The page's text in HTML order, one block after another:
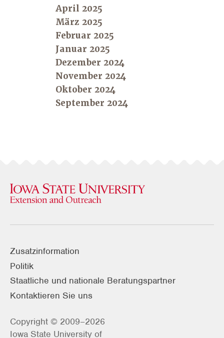
April 2025
März 2025
Februar 2025
Januar 2025
Dezember 2024
November 2024
Oktober 2024
September 2024
Zusatzinformation
Politik
Staatliche und nationale Beratungspartner
Kontaktieren Sie uns
Copyright © 2009–2026
Iowa State University of